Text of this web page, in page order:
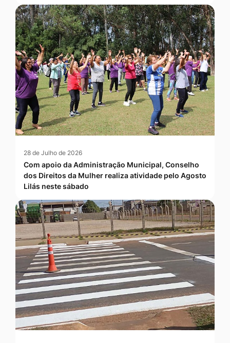
28 de Julho de 2026
Com apoio da Administração Municipal, Conselho
dos Direitos da Mulher realiza atividade pelo Agosto
Lilás neste sábado